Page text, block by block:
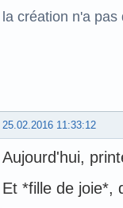
la création n'a
25.02.2016 11:33:12
Aujourd'hui,
Et *fille de joie*,